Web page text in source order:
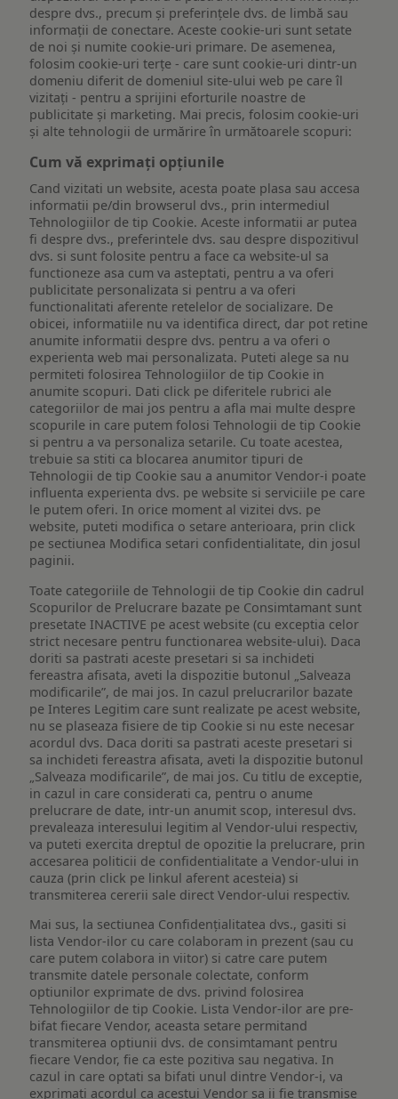
despre dvs., precum și preferințele dvs. de limbă sau
informații de conectare. Aceste cookie-uri sunt setate
de noi și numite cookie-uri primare. De asemenea,
folosim cookie-uri terțe - care sunt cookie-uri dintr-un
domeniu diferit de domeniul site-ului web pe care îl
vizitați - pentru a sprijini eforturile noastre de
publicitate și marketing. Mai precis, folosim cookie-uri
și alte tehnologii de urmărire în următoarele scopuri:
Cum vă exprimați opțiunile
Cand vizitati un website, acesta poate plasa sau accesa
informatii pe/din browserul dvs., prin intermediul
Tehnologiilor de tip Cookie. Aceste informatii ar putea
fi despre dvs., preferintele dvs. sau despre dispozitivul
dvs. si sunt folosite pentru a face ca website-ul sa
functioneze asa cum va asteptati, pentru a va oferi
publicitate personalizata si pentru a va oferi
functionalitati aferente retelelor de socializare. De
obicei, informatiile nu va identifica direct, dar pot retine
anumite informatii despre dvs. pentru a va oferi o
experienta web mai personalizata. Puteti alege sa nu
permiteti folosirea Tehnologiilor de tip Cookie in
anumite scopuri. Dati click pe diferitele rubrici ale
categoriilor de mai jos pentru a afla mai multe despre
scopurile in care putem folosi Tehnologii de tip Cookie
si pentru a va personaliza setarile. Cu toate acestea,
trebuie sa stiti ca blocarea anumitor tipuri de
Tehnologii de tip Cookie sau a anumitor Vendor-i poate
influenta experienta dvs. pe website si serviciile pe care
le putem oferi. In orice moment al vizitei dvs. pe
website, puteti modifica o setare anterioara, prin click
pe sectiunea Modifica setari confidentialitate, din josul
paginii.
Toate categoriile de Tehnologii de tip Cookie din cadrul
Scopurilor de Prelucrare bazate pe Consimtamant sunt
presetate INACTIVE pe acest website (cu exceptia celor
strict necesare pentru functionarea website-ului). Daca
doriti sa pastrati aceste presetari si sa inchideti
fereastra afisata, aveti la dispozitie butonul „Salveaza
modificarile”, de mai jos. In cazul prelucrarilor bazate
pe Interes Legitim care sunt realizate pe acest website,
nu se plaseaza fisiere de tip Cookie si nu este necesar
acordul dvs. Daca doriti sa pastrati aceste presetari si
sa inchideti fereastra afisata, aveti la dispozitie butonul
„Salveaza modificarile”, de mai jos. Cu titlu de exceptie,
in cazul in care considerati ca, pentru o anume
prelucrare de date, intr-un anumit scop, interesul dvs.
prevaleaza interesului legitim al Vendor-ului respectiv,
va puteti exercita dreptul de opozitie la prelucrare, prin
accesarea politicii de confidentialitate a Vendor-ului in
cauza (prin click pe linkul aferent acesteia) si
transmiterea cererii sale direct Vendor-ului respectiv.
Mai sus, la sectiunea Confidențialitatea dvs., gasiti si
lista Vendor-ilor cu care colaboram in prezent (sau cu
care putem colabora in viitor) si catre care putem
transmite datele personale colectate, conform
optiunilor exprimate de dvs. privind folosirea
Tehnologiilor de tip Cookie. Lista Vendor-ilor are pre-
bifat fiecare Vendor, aceasta setare permitand
transmiterea optiunii dvs. de consimtamant pentru
fiecare Vendor, fie ca este pozitiva sau negativa. In
cazul in care optati sa bifati unul dintre Vendor-i, va
exprimati acordul ca acestui Vendor sa ii fie transmise